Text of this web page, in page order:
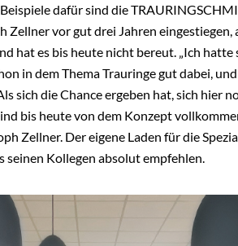
dafür sind die
vor gut drei Jahren eingestiegen,
hat es bis heute nicht bereut. „Ich hatte
in dem Thema Trauringe gut dabei,
sich die Chance ergeben hat, sich hier
bis heute von dem Konzept
Zellner. Der eigene Laden für die
Kollegen absolut empfehlen.